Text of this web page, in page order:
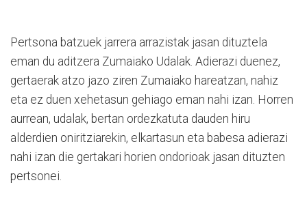
Pertsona batzuek jarrera arrazistak jasan dituztela
eman du aditzera Zumaiako Udalak. Adierazi duenez,
gertaerak atzo jazo ziren Zumaiako hareatzan, nahiz
eta ez duen xehetasun gehiago eman nahi izan. Horren
aurrean, udalak, bertan ordezkatuta dauden hiru
alderdien oniritziarekin, elkartasun eta babesa adierazi
nahi izan die gertakari horien ondorioak jasan dituzten
pertsonei.